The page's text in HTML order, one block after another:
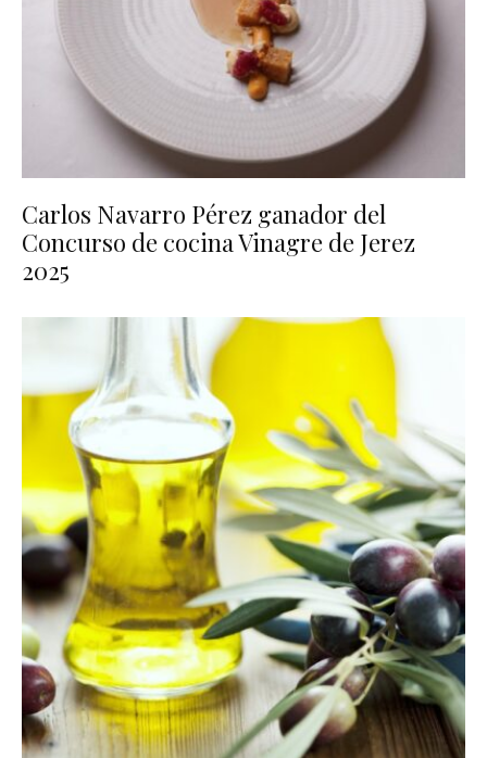
Carlos Navarro Pérez ganador del
Concurso de cocina Vinagre de Jerez
2025